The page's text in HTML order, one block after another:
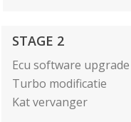
STAGE 2
Ecu software upgrade
Turbo modificatie
Kat vervanger